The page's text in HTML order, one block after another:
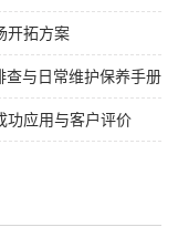
开拓方案
查与日常维护保养手册
功应用与客户评价